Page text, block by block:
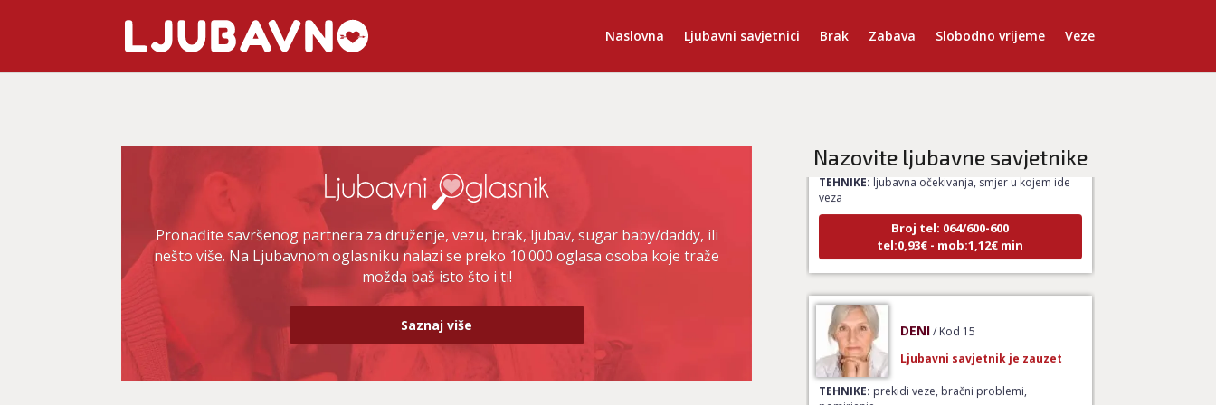
Naslovna Ljubavni savjetnici Brak Zabava Slobodno vrijeme Veze
Pronađite savršenog partnera za druženje, vezu, brak, ljubav, sugar baby/daddy, ili
nešto više. Na Ljubavnom oglasniku nalazi se preko 10.000 oglasa osoba koje traže
možda baš isto što i ti!
Saznaj više
Nazovite ljubavne savjetnike
TEHNIKE: ljubavna očekivanja, smjer u kojem ide
veza
Broj tel: 064/600-600
tel:0,93€ - mob:1,12€ min
TEHNIKE:prekidi veze, bračni problemi,
pomirjenje